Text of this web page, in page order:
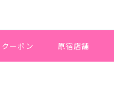
クーポン 原宿店舗